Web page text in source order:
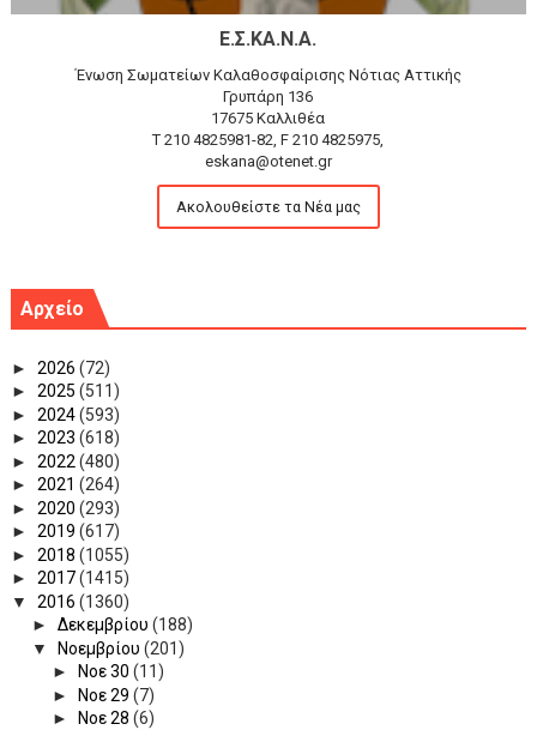
Ε.Σ.ΚΑ.Ν.Α.
Ένωση Σωματείων Καλαθοσφαίρισης Νότιας Αττικής
Γρυπάρη 136
17675 Καλλιθέα
T 210 4825981-82, F 210 4825975,
eskana@otenet.gr
Ακολουθείστε τα Νέα μας
Αρχείο
► 2026 (72)
► 2025 (511)
► 2024(593)
► 2023 (618)
► 2022 (480)
► 2021 (264)
► 2020 (293)
► 2019 (617)
► 2018 (1055)
► 2017(1415)
▼ 2016 (1360)
► Δεκεμβρίου (188)
▼
Νοεμβρίου (201)
►
Νοε 30 (11)
►
Νοε 29 (7)
►
Νοε 28 (6)